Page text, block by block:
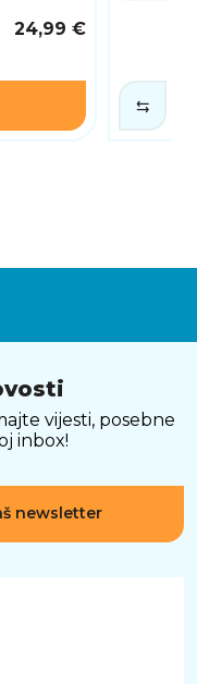
24,99 €
vijesti, posebne
inbox!
newsletter